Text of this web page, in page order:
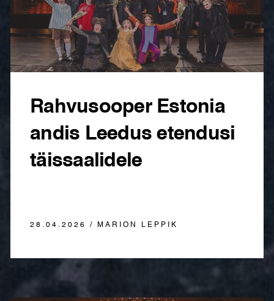
Rahvusooper Estonia
andis Leedus etendusi
täissaalidele
28.04.2026 / MARION LEPPIK